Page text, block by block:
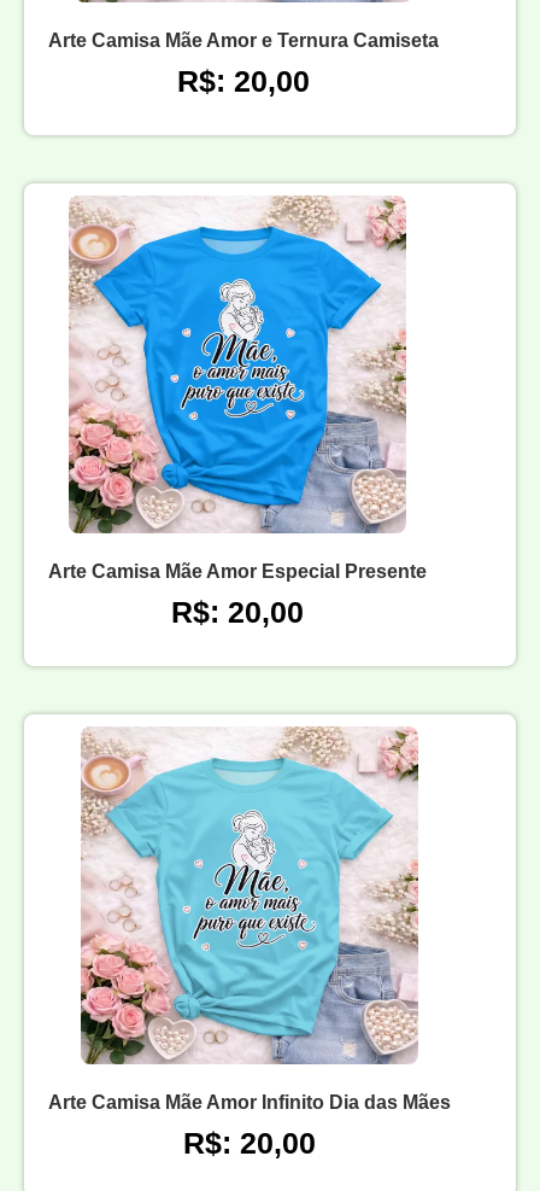
Arte Camisa Mãe Amor e Ternura Camiseta
R$: 20,00
Arte Camisa Mãe Amor Especial Presente
R$: 20,00
Arte Camisa Mãe Amor Infinito Dia das Mães
R$: 20,00